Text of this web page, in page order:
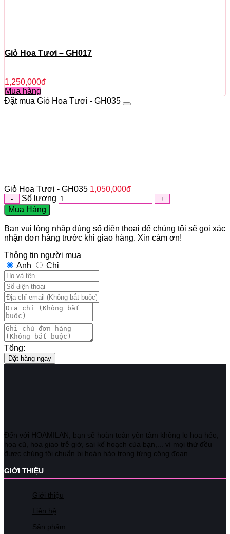
Giỏ Hoa Tươi – GH017
1,250,000đ
Mua hàng
Đặt mua Giỏ Hoa Tươi - GH035
Giỏ Hoa Tươi - GH035 1,050,000đ
Số lượng
Mua Hàng
Bạn vui lòng nhập đúng số điện thoại để chúng tôi sẽ gọi xác
nhận đơn hàng trước khi giao hàng. Xin cảm ơn!
Thông tin người mua
Anh
Chị
Tổng:
Đặt hàng ngay
Đến với HOAMILAN, bạn sẽ hoàn toàn yên tâm không lo hoa héo,
hoa cũ, hoa giao trễ giờ, sai kế hoạch của bạn,... vì mọi thứ đều
được chúng tôi chuẩn bị hoàn hảo trong từng công đoạn.
GIỚI THIỆU
Giới thiệu
Liên hệ
Sản phẩm